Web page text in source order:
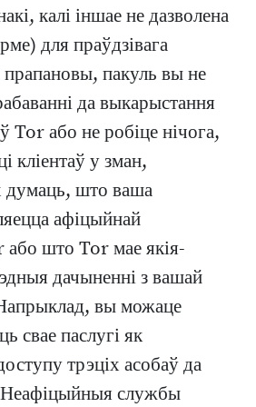
калі іншае не дазволена
для праўдзівага
прапановы, пакуль вы не
да выкарыстання
Tor або не робіце нічога,
кліентаў у зман,
што ваша
афіцыйнай
або што Tor мае якія-
дачыненні з вашай
вы можаце
свае паслугі як
трэціх асобаў да
службы